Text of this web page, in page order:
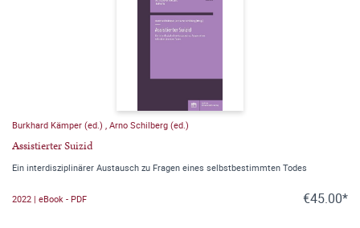
Burkhard Kämper (ed.) , Arno Schilberg (ed.)
Assistierter Suizid
Ein interdisziplinärer Austausch zu Fragen eines selbstbestimmten Todes
2022 | eBook - PDF €45.00*